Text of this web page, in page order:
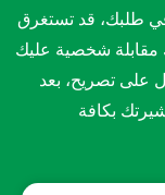
في طلبك، قد تستغرق
مقابلة شخصية عليك
على تصريح، بعد
بكافة